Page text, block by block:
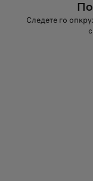
Следете го